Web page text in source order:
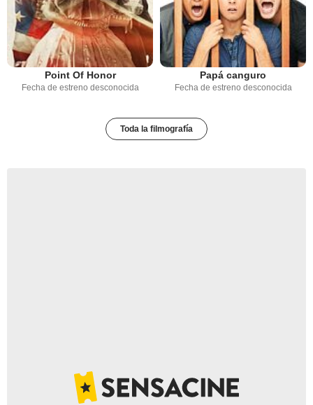
Point Of Honor
Fecha de estreno desconocida
Papá canguro
Fecha de estreno desconocida
Toda la filmografía